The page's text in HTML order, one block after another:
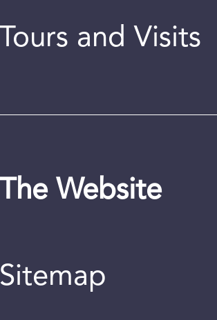
Tours and Visits
The Website
Sitemap